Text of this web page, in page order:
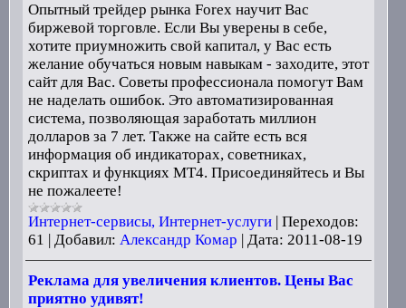
Опытный трейдер рынка Forex научит Вас
биржевой торговле. Если Вы уверены в себе,
хотите приумножить свой капитал, у Вас есть
желание обучаться новым навыкам - заходите, этот
сайт для Вас. Советы профессионала помогут Вам
не наделать ошибок. Это автоматизированная
система, позволяющая заработать миллион
долларов за 7 лет. Также на сайте есть вся
информация об индикаторах, советниках,
скриптах и функциях МТ4. Присоединяйтесь и Вы
не пожалеете!
Интернет-сервисы, Интернет-услуги| Переходов:
61
Добавил: Александр Комар Дата: 2011-08-19
Реклама для увеличения клиентов. Цены Вас
приятно удивят!